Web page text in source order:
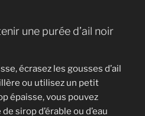
une purée d’ail noir
écrasez les gousses d’ail
ou utilisez un petit
épaisse, vous pouvez
sirop d’érable ou d’eau